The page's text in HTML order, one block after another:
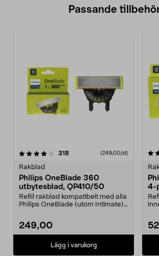
Passande
318recensioner(249,00/st)
Rakblad
Philips OneBlade 360
utbytesblad, QP410/50
Refill rakblad kompatibelt med alla
Philips OneBlade (utom Intimate).
249,00
Lägg i varukorg
4.5av 5 stjärnor
4-